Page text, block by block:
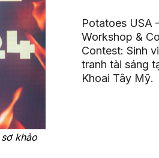
khảo
Potatoes USA
Workshop &
Contest: Sinh
tranh tài sáng
Khoai Tây Mỹ.